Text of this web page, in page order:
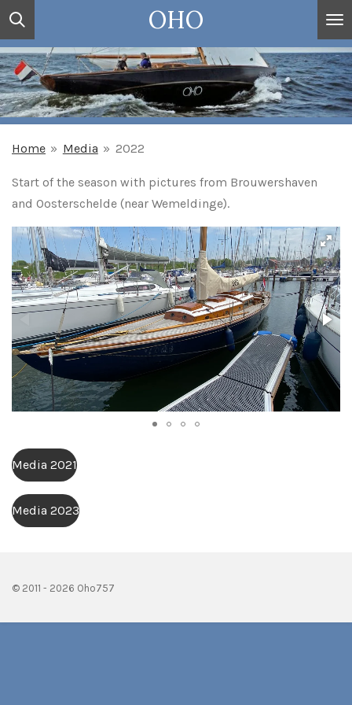
Ga
direct
naar
de
hoofdinhoud
OHO
Home » Media » 2022
Start of the season with pictures from Brouwershaven
and Oosterschelde (near Wemeldinge).
Media 2021
Media 2023
© 2011 - 2026 Oho757